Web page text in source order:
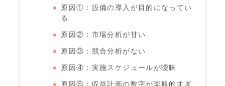
原因①：設備の導入が目的になってい
る
原因②：市場分析が甘い
原因③：競合分析がない
原因④：実施スケジュールが曖昧
原因⑤：収益計画の数字が楽観的すぎ